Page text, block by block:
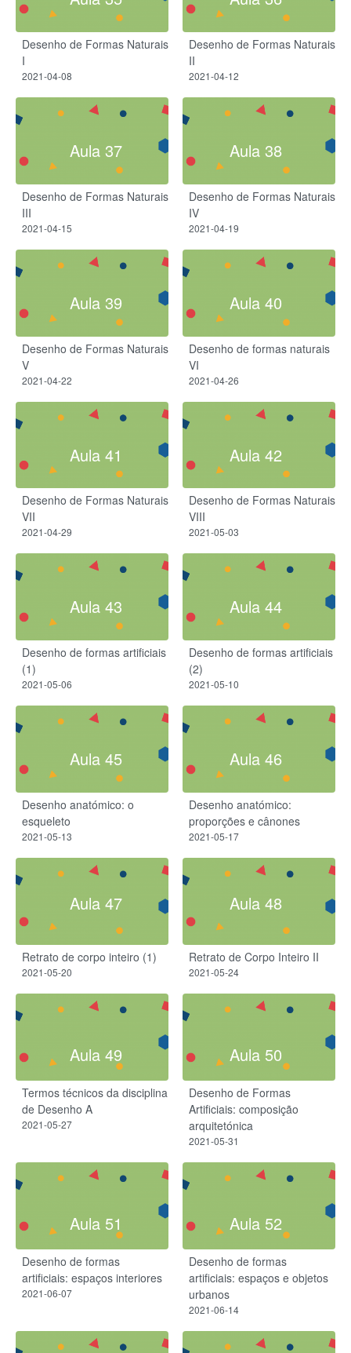
Desenho de Formas Naturais
I
2021-04-08
Desenho de Formas Naturais
II
2021-04-12
Aula 37
Desenho de Formas Naturais
III
2021-04-15
Aula 38
Desenho de Formas Naturais
IV
2021-04-19
Aula 39
Desenho de Formas Naturais
V
2021-04-22
Aula 40
Desenho de formas naturais
VI
2021-04-26
Aula 41
Desenho de Formas Naturais
VII
2021-04-29
Aula 42
Desenho de Formas Naturais
VIII
2021-05-03
Aula 43
Desenho de formas artificiais
(1)
2021-05-06
Aula 44
Desenho de formas artificiais
(2)
2021-05-10
Aula 45
Desenho anatómico: o
esqueleto
2021-05-13
Aula 46
Desenho anatómico:
proporções e cânones
2021-05-17
Aula 47
Retrato de corpo inteiro (1)
2021-05-20
Aula 48
Retrato de Corpo Inteiro II
2021-05-24
Aula 49
Termos técnicos da disciplina
de Desenho A
2021-05-27
Aula 50
Desenho de Formas
Artificiais: composição
arquitetónica
2021-05-31
Aula 51
Desenho de formas
artificiais: espaços interiores
2021-06-07
Aula 52
Desenho de formas
artificiais: espaços e objetos
urbanos
2021-06-14